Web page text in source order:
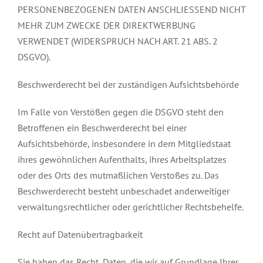
PERSONENBEZOGENEN DATEN ANSCHLIESSEND NICHT
MEHR ZUM ZWECKE DER DIREKTWERBUNG
VERWENDET (WIDERSPRUCH NACH ART. 21 ABS. 2
DSGVO).
Beschwerderecht bei der zuständigen Aufsichtsbehörde
Im Falle von Verstößen gegen die DSGVO steht den
Betroffenen ein Beschwerderecht bei einer
Aufsichtsbehörde, insbesondere in dem Mitgliedstaat
ihres gewöhnlichen Aufenthalts, ihres Arbeitsplatzes
oder des Orts des mutmaßlichen Verstoßes zu. Das
Beschwerderecht besteht unbeschadet anderweitiger
verwaltungsrechtlicher oder gerichtlicher Rechtsbehelfe.
Recht auf Datenübertragbarkeit